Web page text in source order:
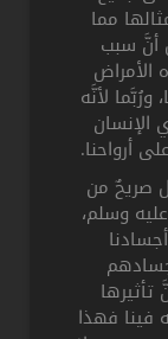
مما
أنَّ سبب
الأمراض
لأنَّه
الإنسان
أرواحنا.
صريحٌ من
وسلم،
فينا فهذا